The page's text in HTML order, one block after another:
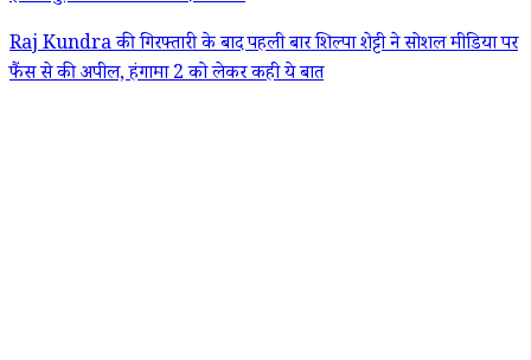
Raj Kundra की गिरफ्तारी के बाद पहली बार शिल्पा शेट्टी ने सोशल मीडिया पर
फैंस से की अपील, हंगामा 2 को लेकर कही ये बात